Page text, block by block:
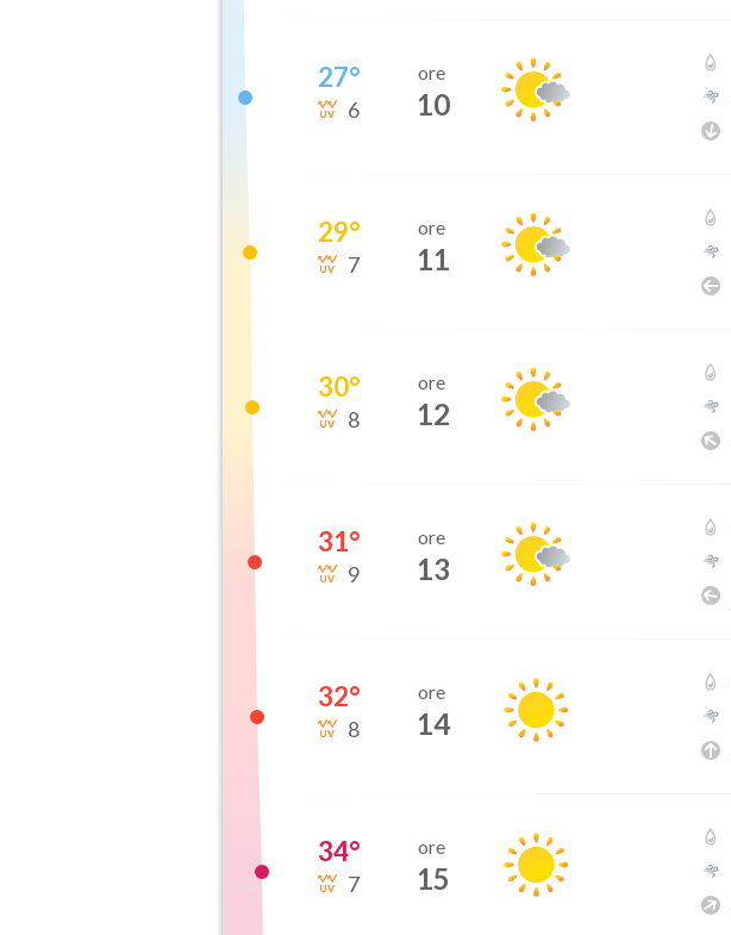
27°
6
ore
10
29°
7
ore
11
30°
8
ore
12
31°
9
ore
13
32°
8
ore
14
34°
7
ore
15